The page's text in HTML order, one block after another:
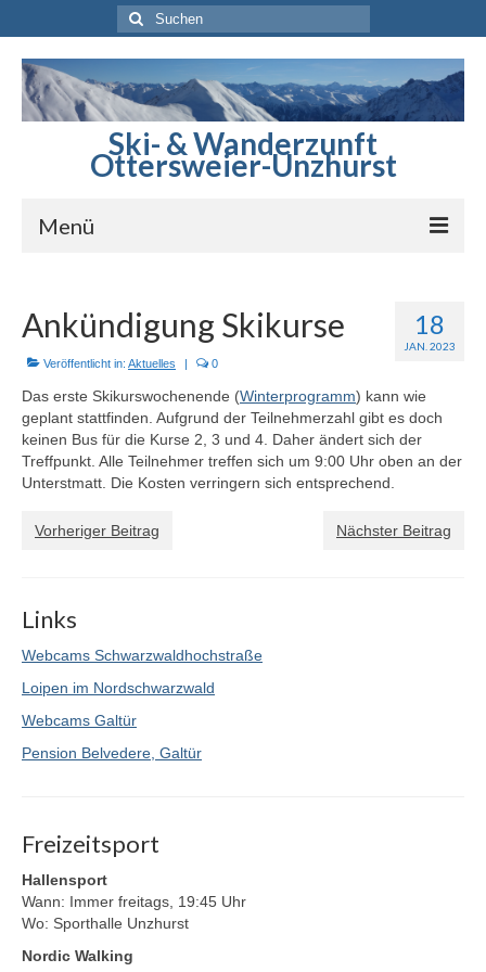
Suchen
nach:
Ski- & Wanderzunft
Ottersweier-Unzhurst
Menü
Berichte
Sommerprogramm
Winterprogramm
Skihütte
18
JAN. 2023
Ankündigung Skikurse
Veröffentlicht in: Aktuelles 0
Das erste Skikurswochenende (Winterprogramm) kann wie
geplant stattfinden. Aufgrund der Teilnehmerzahl gibt es doch
keinen Bus für die Kurse 2, 3 und 4. Daher ändert sich der
Treffpunkt. Alle Teilnehmer treffen sich um 9:00 Uhr oben an der
Unterstmatt. Die Kosten verringern sich entsprechend.
Vorheriger Beitrag Nächster Beitrag
Links
Webcams Schwarzwaldhochstraße
Loipen im Nordschwarzwald
Webcams Galtür
Pension Belvedere, Galtür
Freizeitsport
Hallensport
Wann: Immer freitags, 19:45 Uhr
Wo: Sporthalle Unzhurst
Nordic Walking